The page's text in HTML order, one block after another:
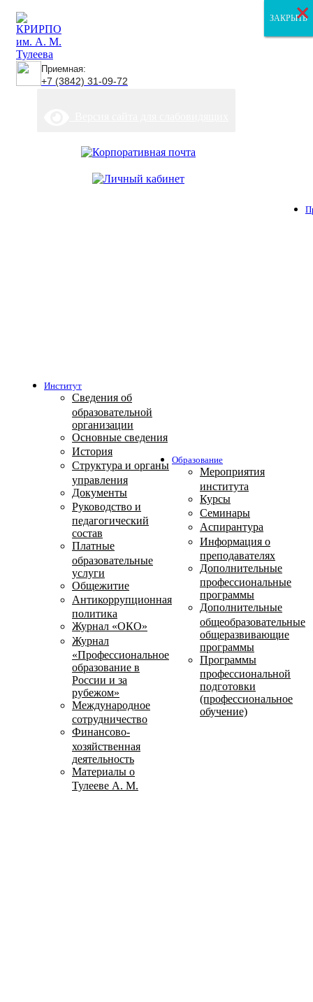
Приемная:
+7 (3842) 31-09-72
Институт
Сведения об
образовательной
организации
Основные сведения
История
Структура и органы
управления
Документы
Руководство и
педагогический
состав
Платные
образовательные
услуги
Общежитие
Антикоррупционная
политика
Журнал «ОКО»
Журнал
«Профессиональное
образование в
России и за
рубежом»
Международное
сотрудничество
Финансово-
хозяйственная
деятельность
Материалы о
Тулееве А. М.
Образование
Мероприятия
института
Курсы
Семинары
Аспирантура
Информация о
преподавателях
Дополнительные
профессиональные
программы
Дополнительные
общеобразовательные
общеразвивающие
программы
Программы
профессиональной
подготовки
(профессиональное
обучение)
ЗАКРЫТЬ
ЗАКРЫТЬ
ЗАКРЫТЬ
×
×
×